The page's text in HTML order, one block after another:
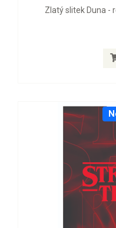
Zlatý slitek Duna -